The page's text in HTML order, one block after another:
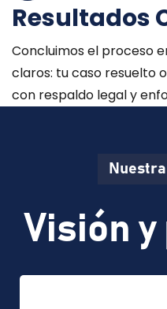
Resultados
Concluimos el proceso
claros: tu caso resuelto
con respaldo legal y
Visión